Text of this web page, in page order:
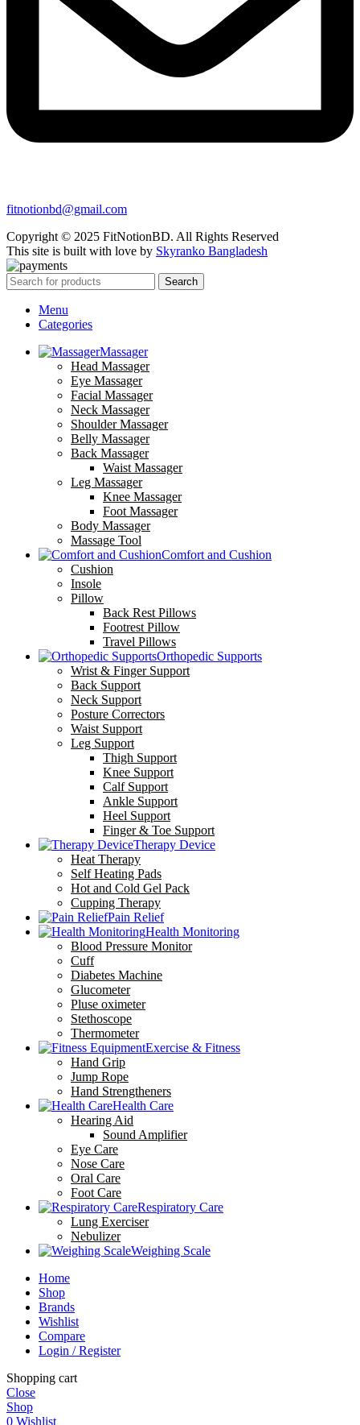
fitnotionbd@gmail.com
Copyright © 2025 FitNotionBD. All Rights Reserved
This site is built with love by Skyranko Bangladesh
Search
Menu
Categories
Massager
Head Massager
Eye Massager
Facial Massager
Neck Massager
Shoulder Massager
Belly Massager
Back Massager
Waist Massager
Leg Massager
Knee Massager
Foot Massager
Body Massager
Massage Tool
Comfort and Cushion
Cushion
Insole
Pillow
Back Rest Pillows
Footrest Pillow
Travel Pillows
Orthopedic Supports
Wrist & Finger Support
Back Support
Neck Support
Posture Correctors
Waist Support
Leg Support
Thigh Support
Knee Support
Calf Support
Ankle Support
Heel Support
Finger & Toe Support
Therapy Device
Heat Therapy
Self Heating Pads
Hot and Cold Gel Pack
Cupping Therapy
Pain Relief
Health Monitoring
Blood Pressure Monitor
Cuff
Diabetes Machine
Glucometer
Pluse oximeter
Stethoscope
Thermometer
Exercise & Fitness
Hand Grip
Jump Rope
Hand Strengtheners
Health Care
Hearing Aid
Sound Amplifier
Eye Care
Nose Care
Oral Care
Foot Care
Respiratory Care
Lung Exerciser
Nebulizer
Weighing Scale
Home
Shop
Brands
Wishlist
Compare
Login / Register
Shopping cart
Close
Shop
0 Wishlist